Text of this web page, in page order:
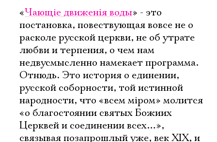
«Чающiе движенiя воды» - это
постановка, повествующая вовсе не о
расколе русской церкви, не об утрате
любви и терпения, о чем нам
недвусмысленно намекает программа.
Отнюдь. Это история о единении,
русской соборности, той истинной
народности, что «всем мiром» молится
«о благостоянии святых Божиих
Церквей и соединении всех…»,
связывая позапрошлый уже, век XIX, и